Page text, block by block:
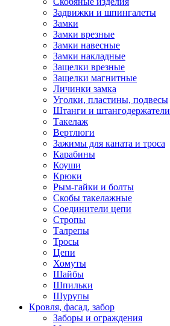
Задвижки и шпингалеты
Замки
Замки врезные
Замки навесные
Замки накладные
Защелки врезные
Защелки магнитные
Личинки замка
Уголки, пластины, подвесы
Штанги и штангодержатели
Такелаж
Вертлюги
Зажимы для каната и троса
Карабины
Коуши
Крюки
Рым-гайки и болты
Скобы такелажные
Соединители цепи
Стропы
Талрепы
Тросы
Цепи
Хомуты
Шайбы
Шпильки
Шурупы
Кровля, фасад, забор
Заборы и ограждения